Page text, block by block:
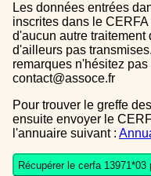
Les données entrées dans le formulaire sont uniquement
inscrites dans le
d'aucun autre traitement
d'ailleurs pas
remarques n'hésitez
contact@assoce.fr
Pour trouver le greffe des associations auquel vous devrez
ensuite envoyer le
l'annuaire suivant :
Récupérer le cerfa 13971*03